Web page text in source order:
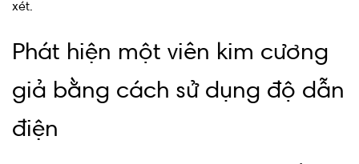
xét.
Phát hiện một viên kim cương
giả bằng cách sử dụng độ dẫn
điện